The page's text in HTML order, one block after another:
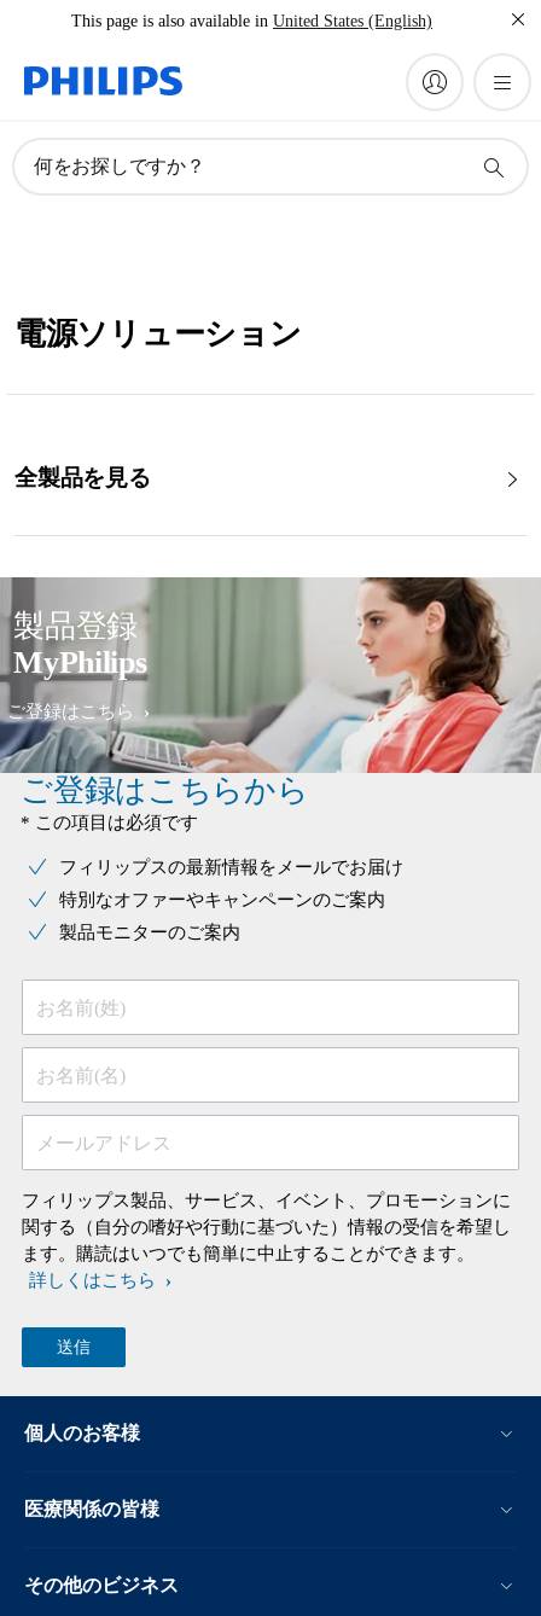
This page is also available in United States (English)
何をお探しですか？
電源ソリューション
全製品を見る
製品登録
MyPhilips
ご登録はこちら
ご登録はこちらから
* この項目は必須です
フィリップスの最新情報をメールでお届け
特別なオファーやキャンペーンのご案内
製品モニターのご案内
お名前(姓)
お名前(名)
メールアドレス
フィリップス製品、サービス、イベント、プロモーションに
関する（自分の嗜好や行動に基づいた）情報の受信を希望し
ます。購読はいつでも簡単に中止することができます。
詳しくはこちら
個人のお客様
医療関係の皆様
その他のビジネス